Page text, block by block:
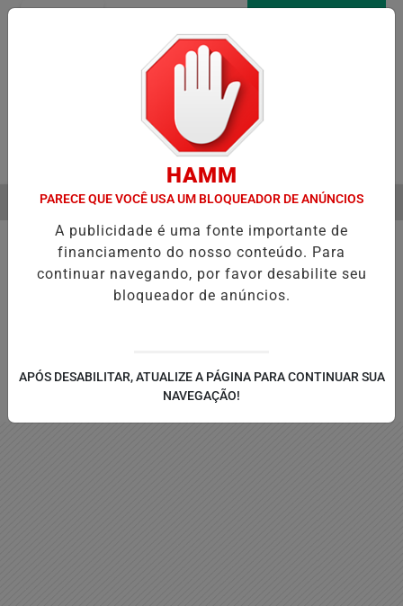
Pesquisar Notícia
VERDADEIRA RELAÇÃO DE ELIZE E MARCOS MATSUNAGA ANTES
EM ALTA
MENU
HAMM
PARECE QUE VOCÊ USA UM BLOQUEADOR DE ANÚNCIOS
A publicidade é uma fonte importante de
financiamento do nosso conteúdo. Para
continuar navegando, por favor desabilite seu
bloqueador de anúncios.
APÓS DESABILITAR, ATUALIZE A PÁGINA PARA CONTINUAR SUA
NAVEGAÇÃO!